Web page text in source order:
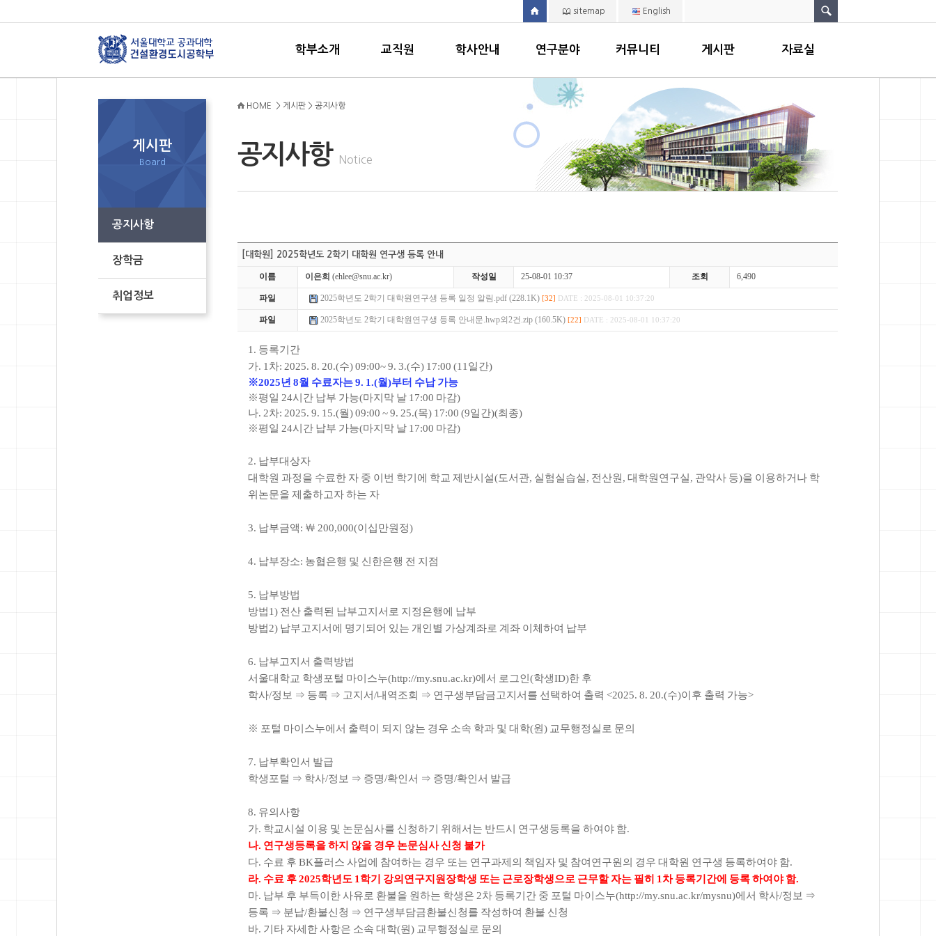
sitemap English
학부소개 교직원 학사안내 연구분야 커뮤니티 게시판 자료실
게시판
Board
공지사항
장학금
취업정보
공지사항 Notice
HOME > 게시판 > 공지사항
[대학원] 2025학년도 2학기 대학원 연구생 등록 안내
이름 이은희 (ehlee@snu.ac.kr) 작성일 25-08-01 10:37 조회 6,490
파일 2025학년도 2학기 대학원연구생 등록 일정 알림.pdf (228.1K) [32] DATE : 2025-08-01 10:37:20
파일 2025학년도 2학기 대학원연구생 등록 안내문.hwp외2건.zip (160.5K) [22] DATE : 2025-08-01 10:37:20
1. 등록기간
가. 1 차: 2025. 8. 20.(수) 09:00~ 9. 3.(수) 17:00 (11 일간)
※2025년 8월 수료자는9. 1.(월)부터 수납 가능
※평일 24시간 납부 가능(마지막 날 17:00 마감)
나. 2차: 2025. 9. 15.(월) 09:00 ~ 9. 25.(목) 17:00 (9일간)(최종)
※평일 24시간 납부 가능(마지막 날 17:00 마감)
2. 납부대상자
대학원 과정을 수료한 자 중 이번 학기에 학교 제반시설(도서관, 실험실습실, 전산원 , 대학원연구실, 관악사 등)을 이용하거나 학
위논문을 제출하고자 하는 자
3. 납부금액: ￦ 200,000(이십만원정)
4. 납부장소: 농협은행 및 신한은행 전 지점
5. 납부방법
방법1) 전산 출력된 납부고지서로 지정은행에 납부
방법2) 납부고지서에 명기되어 있는 개인별 가상계좌로 계좌 이체하여 납부
6. 납부고지서 출력방법
서울대학교 학생포털 마이스누(http://my.snu.ac.kr)에서 로그인 (학생ID)한 후
학사/정보 ⇒ 등록 ⇒ 고지서/내역조회 ⇒ 연구생부담금고지서를 선택하여 출력 <2025. 8. 20.(수)이후 출력 가능>
※ 포털 마이스누에서 출력이 되지 않는 경우 소속 학과 및 대학(원) 교무행정실로 문의
7. 납부확인서 발급
학생포털 ⇒ 학사/정보 ⇒ 증명/확인서 ⇒ 증명/확인서 발급
8. 유의사항
가. 학교시설 이용 및 논문심사를 신청하기 위해서는 반드시 연구생등록을 하여야 함.
나. 연구생등록을 하지 않을 경우 논문심사 신청 불가
다. 수료 후 BK플러스 사업에 참여하는 경우 또는 연구과제의 책임자 및 참여연구원의 경우 대학원 연구생 등록하여야 함.
라. 수료 후2025학년도 1 학기 강의연구지원장학생 또는 근로장학생으로 근무할 자는 필히 1 차 등록기간에 등록 하여야 함.
마. 납부 후 부득이한 사유로 환불을 원하는 학생은 2차 등록기간 중 포털 마이스누(http://my.snu.ac.kr/mysnu)에서 학사/정보 ⇒
등록 ⇒ 분납/환불신청 ⇒ 연구생부담금환불신청를 작성하여 환불 신청
바. 기타 자세한 사항은 소속 대학(원) 교무행정실로 문의